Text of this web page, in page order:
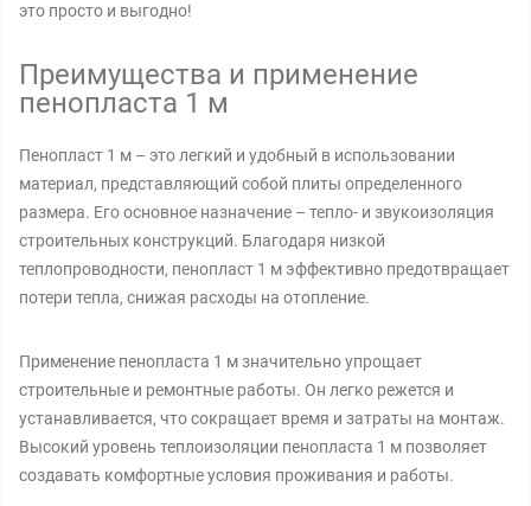
это просто и выгодно!
Преимущества и применение
пенопласта 1 м
Пенопласт 1 м – это легкий и удобный в использовании
материал, представляющий собой плиты определенного
размера. Его основное назначение – тепло- и звукоизоляция
строительных конструкций. Благодаря низкой
теплопроводности, пенопласт 1 м эффективно предотвращает
потери тепла, снижая расходы на отопление.
Применение пенопласта 1 м значительно упрощает
строительные и ремонтные работы. Он легко режется и
устанавливается, что сокращает время и затраты на монтаж.
Высокий уровень теплоизоляции пенопласта 1 м позволяет
создавать комфортные условия проживания и работы.